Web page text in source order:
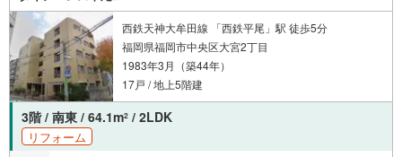
で送迎無料/オンライン相談OK「見るだけ」「ローン相談
だけ」でも歓迎します他社でローンが難しいと言われた
方、転職後で審査にご不安の方もご相談ください
西鉄天神大牟田線 「西鉄平尾」駅 徒歩5分
福岡県福岡市中央区大宮2丁目
1983年3月（築44年）
17戸 / 地上5階建
3階 / 南東 / 64.1m2 / 2LDK
リフォーム